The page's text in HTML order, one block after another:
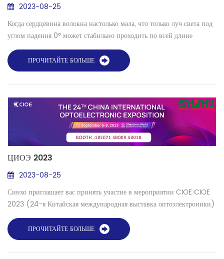
2023-08-25
Когда сердцевина волокна настолько мала, что только луч света под
углом падения 0° может стабильно проходить по всей длине
волокна без особых потерь, такой тип волокна называется
одномодовым волокном (SMF). Основное требование к
одномодовому волокну состоит в том, чтобы сердцевина была
достаточно маленькой, чтобы ограничить передачу одной модой. Эта
мода низшего порядка может распространяться во в...
ПРОЧИТАЙТЕ БОЛЬШЕ
ЦИОЭ 2023
2023-08-25
Синхо приглашает вас принять участие в мероприятии CIOE CIOE
2023 (24-я Китайская международная выставка оптоэлектроники)
Добро пожаловать на наш стенд: 10E071 4B009 4B010 Вы также
можете увидеть наш продукт по адресу 2D078. Дата: 6-8 сентября
2023 г. Адрес: Всемирный выставочный и конференц-центр
Шэньчжэня...
ПРОЧИТАЙТЕ БОЛЬШЕ